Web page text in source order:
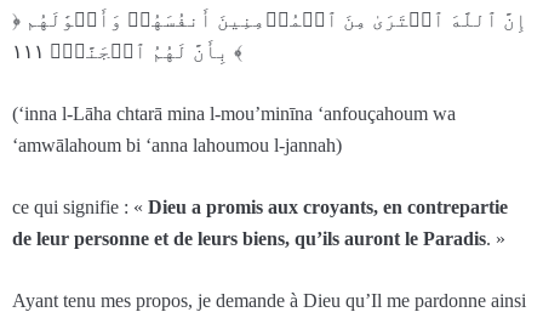
﴿ إِنَّ ٱللَّهَ ٱشۡتَرَىٰ مِنَ ٱلۡمُؤۡمِنِينَ أَنفُسَهُمۡ وَأَمۡوَٰلَهُم
بِأَنَّ لَهُمُ ٱلۡجَنَّةَۚ ١١١ ﴾
(‘inna l-Lāha chtarā mina l-mou’minīna ‘anfouçahoum wa
‘amwālahoum bi ‘anna lahoumou l-jannah)
ce qui signifie : « Dieu a promis aux croyants, en contrepartie
de leur personne et de leurs biens, qu’ils auront le Paradis. »
Ayant tenu mes propos, je demande à Dieu qu’Il me pardonne ainsi